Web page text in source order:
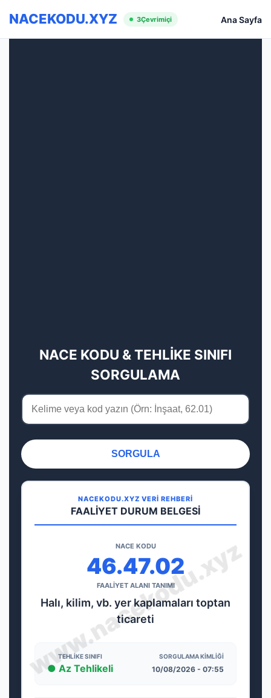
NACEKODU.XYZ 3Çevrimiçi Ana Sayfa
NACE KODU & TEHLİKE SINIFI
SORGULAMA
SORGULA
NACEKODU.XYZ VERİ REHBERİ
FAALİYET DURUM BELGESİ
NACE KODU
46.47.02
FAALİYET ALANI TANIMI
Halı, kilim, vb. yer kaplamaları toptan
ticareti
TEHLIKE SINIFI
● Az Tehlikeli
SORGULAMA KIMLIĞI
10/08/2026 - 07:55